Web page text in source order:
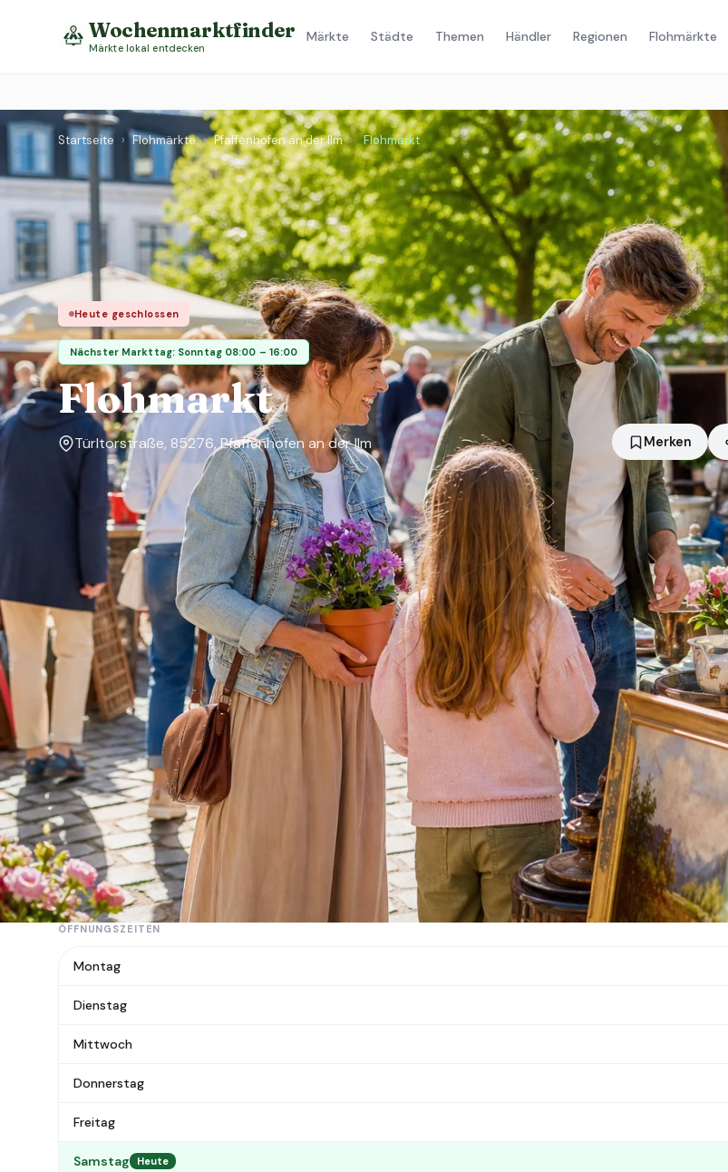
Wochenmarktfinder
Märkte lokal entdecken
Märkte Städte Themen Händler Regionen Flohmärkte
Startseite › Flohmärkte › Pfaffenhofen an der Ilm › Flohmarkt
Heute geschlossen
Nächster Markttag: Sonntag 08:00 – 16:00
Flohmarkt
Türltorstraße, 85276, Pfaffenhofen an der Ilm Merken
Markttage
Sonntag
Standort
Pfaffenhofen an der Ilm
Über den Markt Händler
ÜBER DEN MARKT
Der Flohmarkt ist ein Flohmarkt in Pfaffenhofen an der Ilm. Termine: jeden Sonntag (08:00 – 16:00).
ÖFFNUNGSZEITEN
Montag
Dienstag
Mittwoch
Donnerstag
Freitag
Samstag Heute